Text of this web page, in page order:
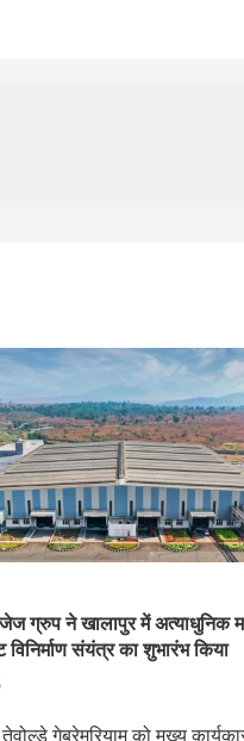
ग्रुप ने खालापुर में अत्याधुनिक
विनिर्माण संयंत्र का शुभारंभ किया